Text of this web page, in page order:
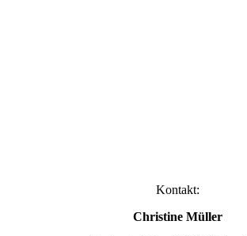
Kontakt:
Christine Müller